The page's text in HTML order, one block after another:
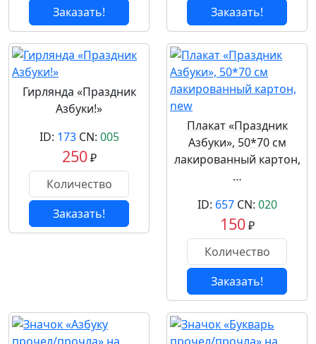
Заказать! Заказать!
Гирлянда «Праздник
Азбуки!»
ID: 173CN: 005
250₽
Заказать!
Плакат «Праздник
Азбуки», 50*70 см
лакированный картон,
…
ID: 657CN: 020
150₽
Заказать!